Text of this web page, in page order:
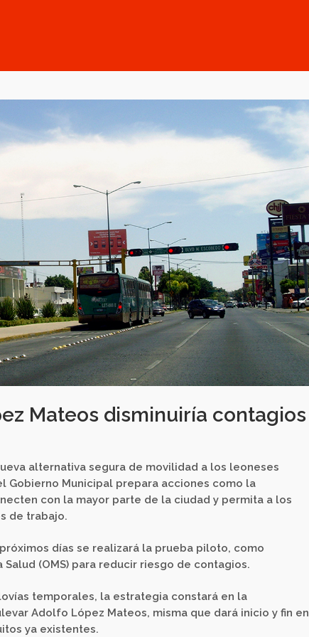
Mateos disminuiría contagios
alternativa segura de movilidad a los leoneses
Gobierno Municipal prepara acciones como la
con la mayor parte de la ciudad y permita a los
de trabajo.
días se realizará la prueba piloto, como
(OMS) para reducir riesgo de contagios.
temporales, la estrategia constará en la
Adolfo López Mateos, misma que dará inicio y fin en
ya existentes.